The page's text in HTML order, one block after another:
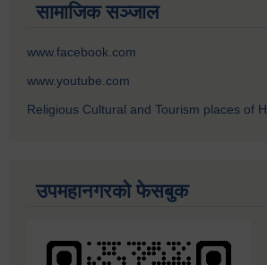
सामाजिक सञ्जाल
www.facebook.com
www.youtube.com
Religious Cultural and Tourism places of
उपमहानगरको फेसबुक